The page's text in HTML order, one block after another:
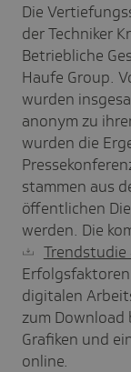
Die
der Techniker
Betriebliche
Haufe Group.
wurden
anonym zu
wurden die
stammen aus
öffentlichen
werden. Die
digitalen
zum Download
Grafiken und
online.